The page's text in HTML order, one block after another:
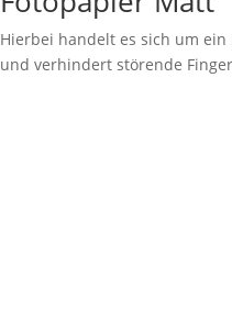
Hierbei handelt es sich um
und verhindert störende